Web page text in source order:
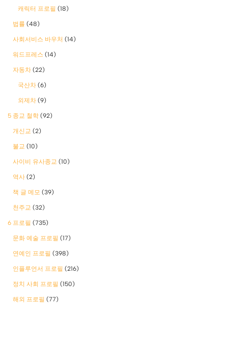
캐릭터 프로필 (18)
법률 (48)
사회서비스 바우처 (14)
워드프레스 (14)
자동차 (22)
국산차 (6)
외제차 (9)
5 종교 철학 (92)
개신교 (2)
불교 (10)
사이비 유사종교 (10)
역사 (2)
책 글 메모 (39)
천주교 (32)
6 프로필 (735)
문화 예술 프로필 (17)
연예인 프로필 (398)
인플루언서 프로필 (216)
정치 사회 프로필 (150)
해외 프로필 (77)